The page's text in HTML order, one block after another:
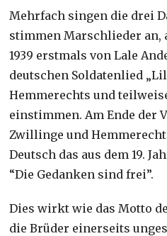
Mehrfach singen die drei
stimmen Marschlieder an,
1939 erstmals von Lale
deutschen Soldatenlied
Hemmerechts und
einstimmen. Am Ende der
Zwillinge und
Deutsch das aus dem 19.
“Die Gedanken sind frei”.
Dies wirkt wie das Motto
die Brüder einerseits